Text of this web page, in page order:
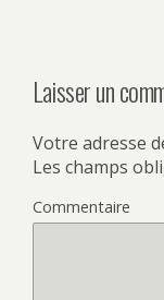
Laisser un
Votre adresse
Les champs
Commentaire